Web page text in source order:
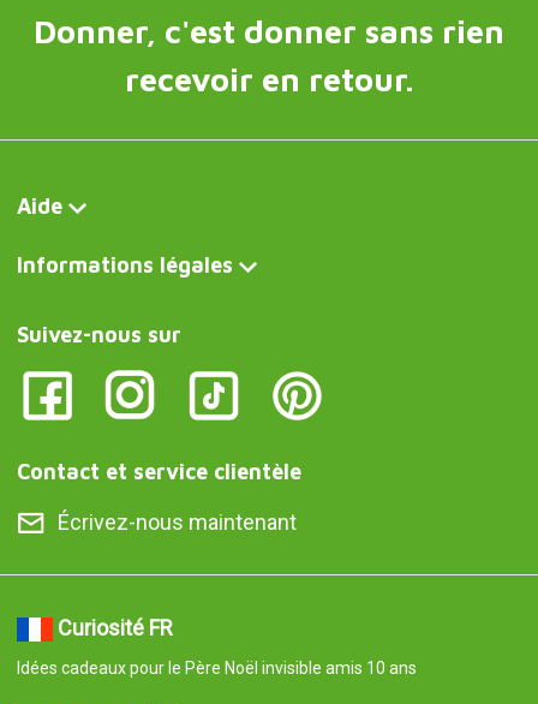
Donner, c'est donner sans rien
recevoir en retour.
Aide
Informations légales
Suivez-nous sur
Contact et service clientèle
Écrivez-nous maintenant
Curiosité FR
Idées cadeaux pour le Père Noël invisible amis 10 ans